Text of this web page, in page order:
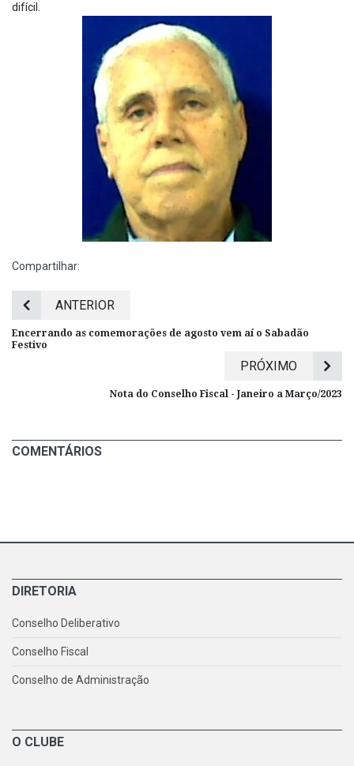
difícil.
Compartilhar:
ANTERIOR
Encerrando as comemorações de agosto vem aí o Sabadão
Festivo
PRÓXIMO
Nota do Conselho Fiscal - Janeiro a Março/2023
COMENTÁRIOS
DIRETORIA
Conselho Deliberativo
Conselho Fiscal
Conselho de Administração
O CLUBE